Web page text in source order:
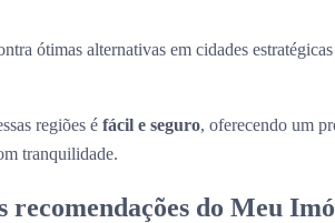
ótimas alternativas em cidades
regiões é fácil e seguro, oferecendo um
tranquilidade.
recomendações do Meu